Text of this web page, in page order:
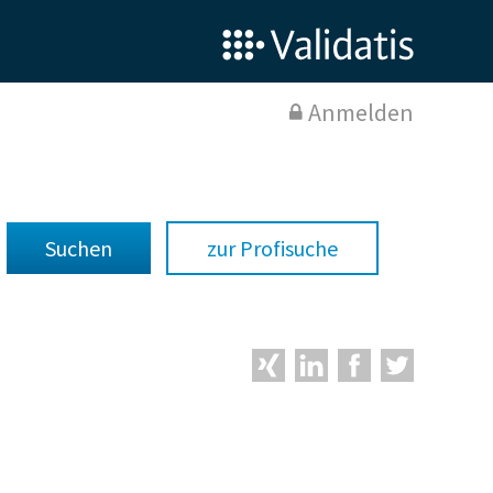
Anmelden
zur Profisuche